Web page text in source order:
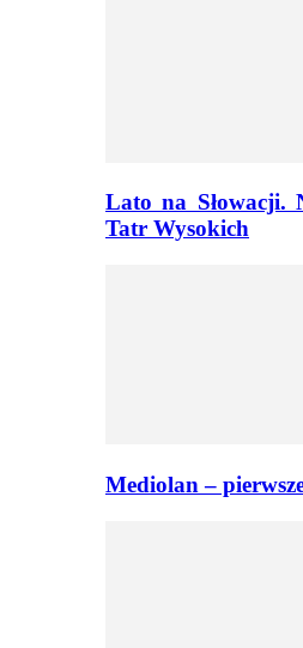
Lato na Słowacji.
Tatr Wysokich
Mediolan –